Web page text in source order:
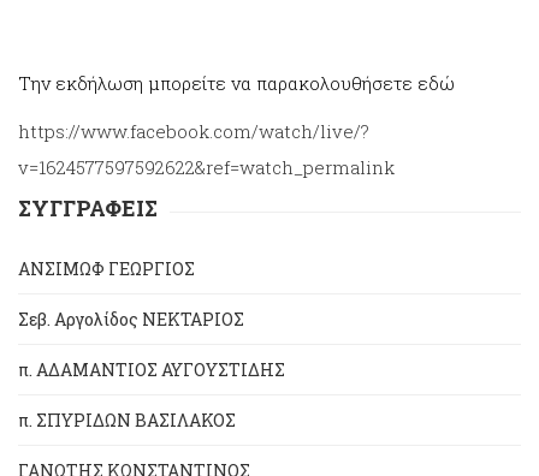
Την εκδήλωση μπορείτε να παρακολουθήσετε εδώ
https://www.facebook.com/watch/live/?
v=1624577597592622&ref=watch_permalink
ΣΥΓΓΡΑΦΕΙΣ
ΑΝΣΙΜΩΦ ΓΕΩΡΓΙΟΣ
Σεβ. Αργολίδος ΝΕΚΤΑΡΙΟΣ
π. ΑΔΑΜΑΝΤΙΟΣ ΑΥΓΟΥΣΤΙΔΗΣ
π. ΣΠΥΡΙΔΩΝ ΒΑΣΙΛΑΚΟΣ
ΓΑΝΩΤΗΣ ΚΩΝΣΤΑΝΤΙΝΟΣ